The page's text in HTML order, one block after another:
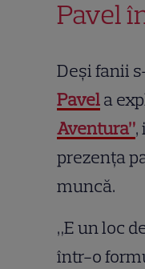
Pavel
Deși fanii
Pavela
Aventura”,
prezența
muncă.
„E un loc
într-o